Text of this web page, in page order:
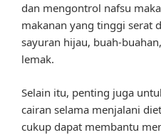
dan mengontrol nafsu
makanan yang tinggi serat
sayuran hijau, buah-
lemak.
Selain itu, penting juga
cairan selama menjalani
cukup dapat membantu